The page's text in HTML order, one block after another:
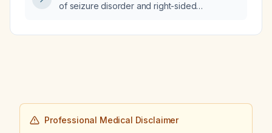
of seizure disorder and right-sided
bilateral lateral gaze deviation and is taking
Professional Medical Disclaimer